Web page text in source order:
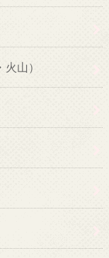
山）